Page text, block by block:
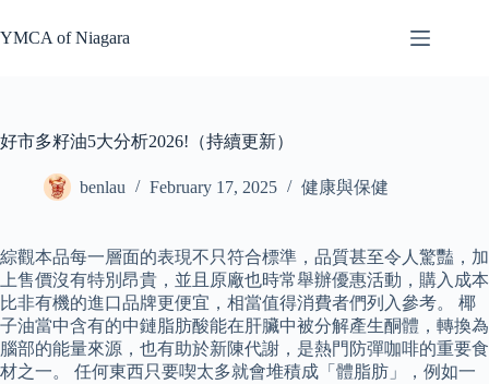
to
content
YMCA of Niagara
好市多籽油5大分析2026!（持續更新）
benlau February 17, 2025 健康與保健
綜觀本品每一層面的表現不只符合標準，品質甚至令人驚豔，加
上售價沒有特別昂貴，並且原廠也時常舉辦優惠活動，購入成本
比非有機的進口品牌更便宜，相當值得消費者們列入參考。 椰
子油當中含有的中鏈脂肪酸能在肝臟中被分解產生酮體，轉換為
腦部的能量來源，也有助於新陳代謝，是熱門防彈咖啡的重要食
材之一。 任何東西只要喫太多就會堆積成「體脂肪」，例如一